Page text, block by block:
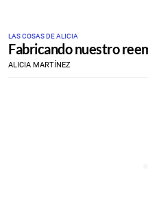
LAS COSAS DE ALICIA
Fabricando nuestro
ALICIA MARTÍNEZ